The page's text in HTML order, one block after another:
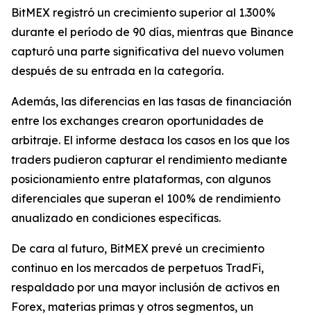
BitMEX registró un crecimiento superior al 1.300%
durante el período de 90 días, mientras que Binance
capturó una parte significativa del nuevo volumen
después de su entrada en la categoría.
Además, las diferencias en las tasas de financiación
entre los exchanges crearon oportunidades de
arbitraje. El informe destaca los casos en los que los
traders pudieron capturar el rendimiento mediante
posicionamiento entre plataformas, con algunos
diferenciales que superan el 100% de rendimiento
anualizado en condiciones específicas.
De cara al futuro, BitMEX prevé un crecimiento
continuo en los mercados de perpetuos TradFi,
respaldado por una mayor inclusión de activos en
Forex, materias primas y otros segmentos, un